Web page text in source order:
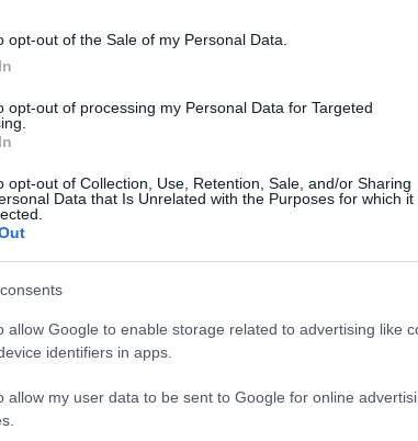
opt-out of the Sale of my Personal Data.
opt-out of processing my Personal Data for Targeted
opt-out of Collection, Use, Retention, Sale, and/or Sharing
Data that Is Unrelated with the Purposes for which it
allow Google to enable storage related to advertising like
identifiers in apps.
allow my user data to be sent to Google for online
kilencediknek futott be – utolsó helyről
érkezőként. Az Embassy Hill nem szerzett
Nagydíjon pedig még az a szégyen is
sok (egészen pontosan tizenhat) környi
kötött a Lolával, akik T370 kódjelű
a csapat tagjai. Az autókat Hill és a brit
a versenyeken nyújtott teljesítménye
egyike volt azoknak a versenyzőknek,
ban a Nordschleifén – s nem mellesleg
Sean Edwards. A brit nem
erejéig Peter Gethin, az utolsó négy
a második számú Embassy Hillben. A
a számtalan kieséssel tarkított Svéd